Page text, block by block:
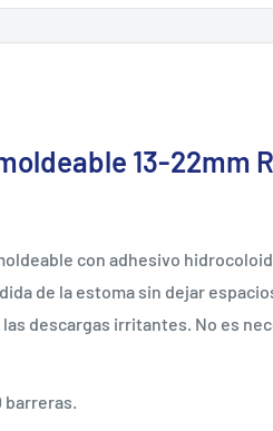
13-22mm
con adhesivo
de la estoma sin dejar
descargas irritantes. No es